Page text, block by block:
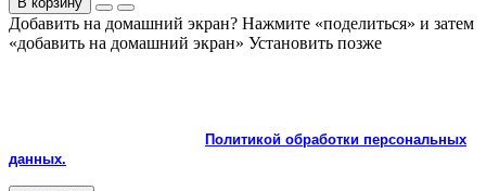
Добавить на домашний экран? Нажмите «поделиться» и затем
«добавить на домашний экран» Установить позже
Политикой обработки персональных
данных.